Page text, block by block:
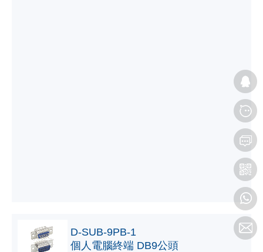
D-SUB-9PB-1
個人電腦終端 DB9公頭